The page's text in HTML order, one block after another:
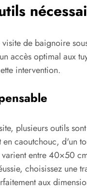
de baignoire
accès optimal aux
intervention.
plusieurs outils
caoutchouc, d'un
entre 40×50
choisissez une
aux